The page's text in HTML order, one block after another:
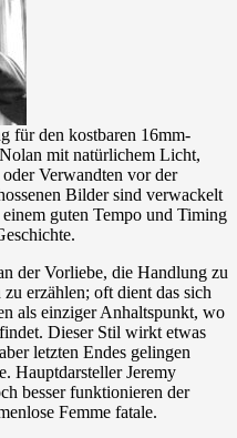
für den kostbaren 16mm-
mit natürlichem Licht,
Verwandten vor der
Bilder sind verwackelt
guten Tempo und Timing
der Vorliebe, die Handlung zu
erzählen; oft dient das sich
als einziger Anhaltspunkt, wo
Dieser Stil wirkt etwas
letzten Endes gelingen
Hauptdarsteller Jeremy
besser funktionieren der
Femme fatale.